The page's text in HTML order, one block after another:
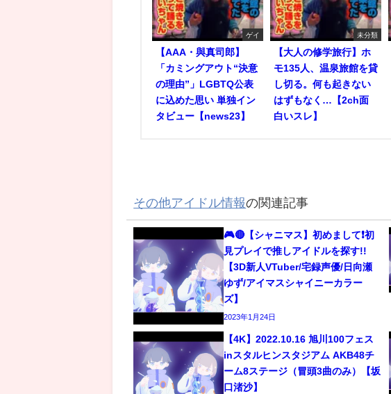
ゲイ
【AAA・與真司郎】
「カミングアウト“決意
の理由”」LGBTQ公表
に込めた思い 単独イン
タビュー【news23】
未分類
【大人の修学旅行】ホ
モ135人、温泉旅館を貸
し切る。何も起きない
はずもなく…【2ch面
白いスレ】
その他アイドル情報の関連記事
🎮🔴【シャニマス】初めまして❗️初
見プレイで推しアイドルを探す!!
【3D新人VTuber/宅録声優/日向瀬
ゆず/アイマスシャイニーカラー
ズ】
2023年1月24日
【4K】2022.10.16 旭川100フェス
inスタルヒンスタジアム AKB48チ
ーム8ステージ（冒頭3曲のみ）【坂
口渚沙】